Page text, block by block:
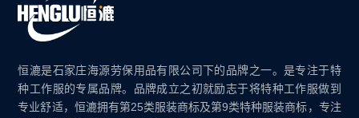
恒漉是石家庄海源劳保用品有限公司下的品牌之一。是专注于特
种工作服的专属品牌。品牌成立之初就励志于将特种工作服做到
专业舒适，恒漉拥有第25类服装商标及第9类特种服装商标，专注